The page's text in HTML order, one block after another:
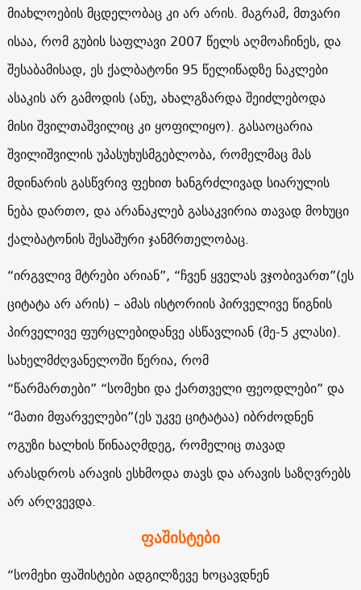
მიახლოების მცდელობაც კი არ არის. მაგრამ, მთვარი
ისაა, რომ გუბის საფლავი 2007 წელს აღმოაჩინეს, და
შესაბამისად, ეს ქალბატონი 95 წელიწადზე ნაკლები
ასაკის არ გამოდის (ანუ, ახალგზარდა შეიძლებოდა
მისი შვილთაშვილიც კი ყოფილიყო). გასაოცარია
შვილიშვილის უპასუხუსმგებლობა, რომელმაც მას
მდინარის გასწვრივ ფეხით ხანგრძლივად სიარულის
ნება დართო, და არანაკლებ გასაკვირია თავად მოხუცი
ქალბატონის შესაშური ჯანმრთელობაც.
“ირგვლივ მტრები არიან”, “ჩვენ ყველას ვჯობივართ”(ეს
ციტატა არ არის) – ამას ისტორიის პირველივე წიგნის
პირველივე ფურცლებიდანვე ასწავლიან (მე-5 კლასი).
სახელმძღვანელოში წერია, რომ
“წარმართები” “სომეხი და ქართველი ფეოდლები” და
“მათი მფარველები”(ეს უკვე ციტატაა) იბრძოდნენ
ოგუზი ხალხის წინააღმდეგ, რომელიც თავად
არასდროს არავის ესხმოდა თავს და არავის საზღვრებს
არ არღვევდა.
ფაშისტები
“სომეხი ფაშისტები ადგილზევე ხოცავდნენ